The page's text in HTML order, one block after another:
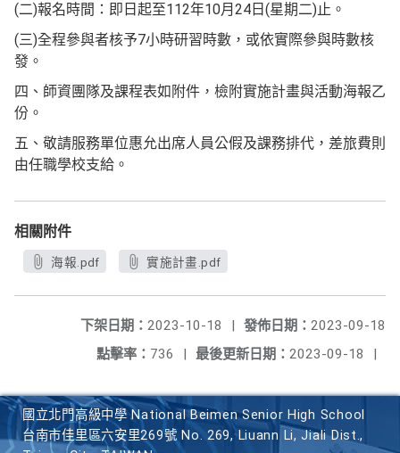
(二)報名時間：即日起至112年10月24日(星期二)止。
(三)全程參與者核予7小時研習時數，或依實際參與時數核
發。
四、師資團隊及課程表如附件，檢附實施計畫與活動海報乙
份。
五、敬請服務單位惠允出席人員公假及課務排代，差旅費則
由任職學校支給。
相關附件
海報.pdf 實施計畫.pdf
發佈日期： 2023-09-18
下架日期： 2023-10-18
|
最後更新日期： 2023-09-18 |
點擊率： 736 |
國立北門高級中學 National Beimen Senior High School
台南市佳里區六安里269號 No. 269, Liuann Li, Jiali Dist.,